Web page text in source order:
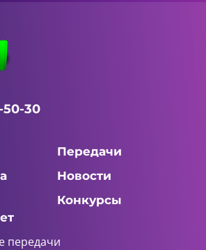
50-30
Передачи
Новости
Конкурсы
передачи